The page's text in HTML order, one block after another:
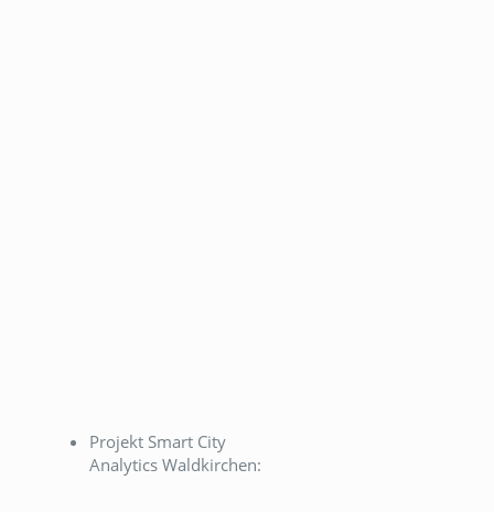
Projekt Smart City
Analytics Waldkirchen: